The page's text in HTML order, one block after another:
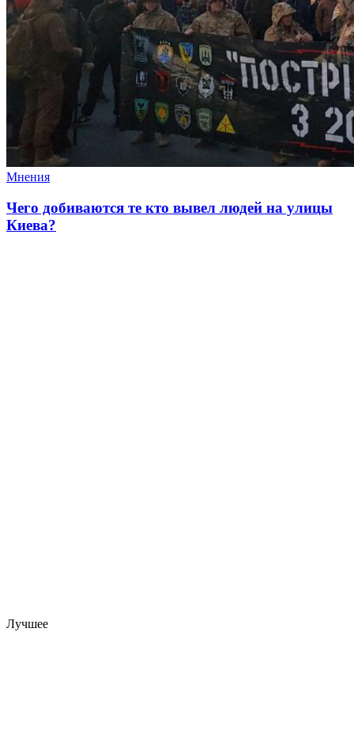
Мнения
Чего добиваются те кто вывел людей на улицы
Киева?
Лучшее